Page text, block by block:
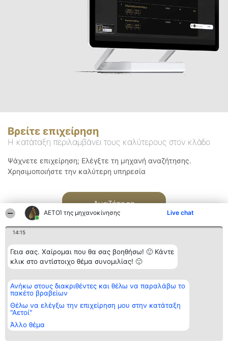
ΑΕΤΟΊ της μηχανοκίνησης Live chat
14:15
Γεια σας. Χαίρομαι που θα σας βοηθήσω! 🙂 Κάντε
κλικ στο αντίστοιχο θέμα συνομιλίας! 🙂
Ανήκω στους διακριθέντες και θέλω να παραλάβω το
πακέτο βραβείων
Θέλω να ελέγξω την επιχείρηση μου στην κατάταξη
"Αετοί"
Άλλο θέμα
Βρείτε επιχείρηση
Η κατάταξη περιλαμβάνει τους καλύτερους στον κλάδο
Ψάχνετε επιχείρηση; Ελέγξτε τη μηχανή αναζήτησης.
Χρησιμοποιήστε την καλύτερη υπηρεσία
Αναζήτηση
Διοργανωτής της
κατάταξης
BEAUTIFUL COMPANY
ΤΗΛ. ΕΠΙΚΟΙΝΩΝΙΑΣ:
2104128019
email:
aetoi@beautifulcompany.co
Κατάταξη
Διακριθέντες
των
διακριθέντων
προϋποθέσεις
Επικοινωνία
Επικοινωνία